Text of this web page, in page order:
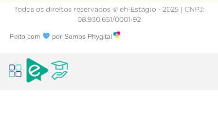
Todos os direitos reservados © eh-Estágio - 2025 | CNPJ:
08.930.651/0001-92
Feito com por Somos Phygital